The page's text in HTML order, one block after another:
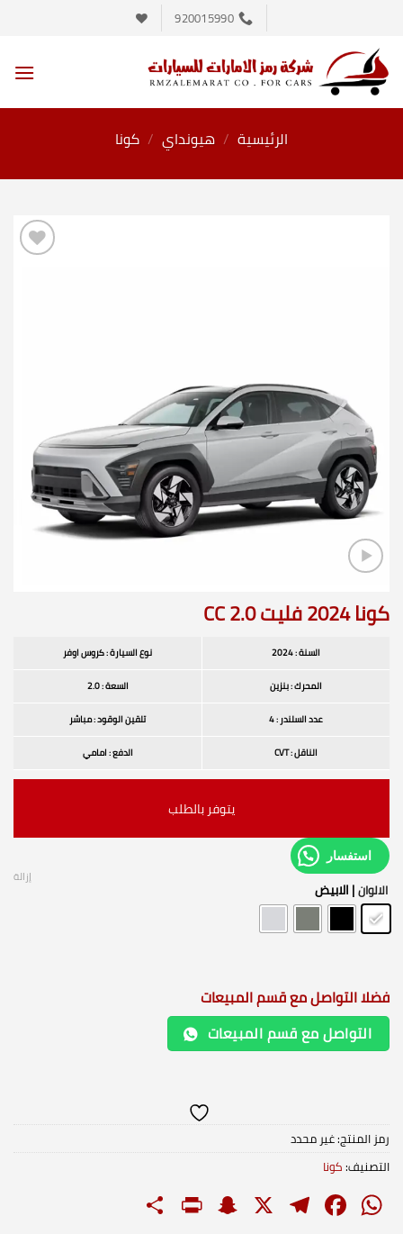
920015990
الرئيسية / هيونداي / كونا
كونا 2024 فليت 2.0 CC
السنة : 2024
نوع السيارة : كروس اوفر
المحرك : بنزين
السعة : 2.0
عدد السلندر : 4
تلقين الوقود : مباشر
الناقل : CVT
الدفع : امامي
يتوفر بالطلب
استفسار
الالوان| الابيض
إزالة
فضلا التواصل مع قسم المبيعات
التواصل مع قسم المبيعات
رمز المنتج:غير محدد
التصنيف:كونا
WhatsApp
Facebook
Telegram
X
Snapchat
PrintFriendly